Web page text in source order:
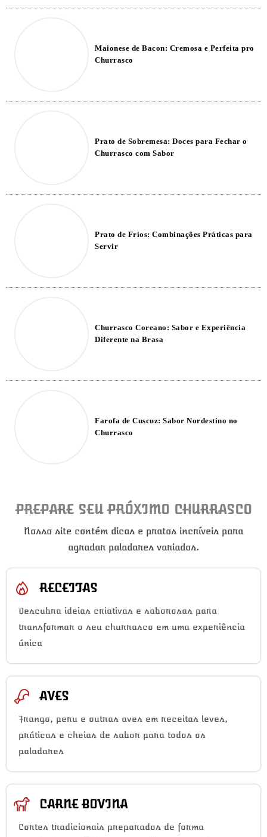
Maionese de Bacon: Cremosa e Perfeita pro
Churrasco
Prato de Sobremesa: Doces para Fechar o
Churrasco com Sabor
Prato de Frios: Combinações Práticas para
Servir
Churrasco Coreano: Sabor e Experiência
Diferente na Brasa
Farofa de Cuscuz: Sabor Nordestino no
Churrasco
PREPARE SEU PRÓXIMO CHURRASCO
Nosso site contém dicas e pratos incríveis para
agradar paladares variados.
RECEITAS
Descubra ideias criativas e saborosas para
transformar o seu churrasco em uma experiência
única
AVES
Frango, peru e outras aves em receitas leves,
práticas e cheias de sabor para todos os
paladares
CARNE BOVINA
Cortes tradicionais preparados de forma